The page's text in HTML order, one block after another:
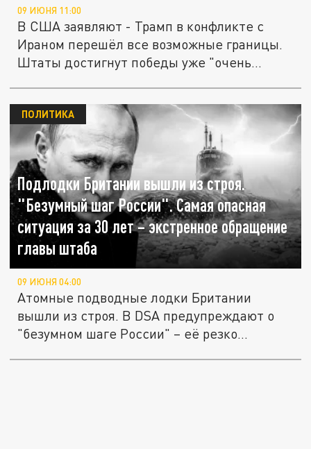
09 ИЮНЯ 11:00
В США заявляют - Трамп в конфликте с
Ираном перешёл все возможные границы.
Штаты достигнут победы уже "очень...
Подлодки Британии вышли из строя.
"Безумный шаг России". Самая опасная
ситуация за 30 лет – экстренное обращение
главы штаба
ПОЛИТИКА
09 ИЮНЯ 04:00
Атомные подводные лодки Британии
вышли из строя. В DSA предупреждают о
"безумном шаге России" – её резко...